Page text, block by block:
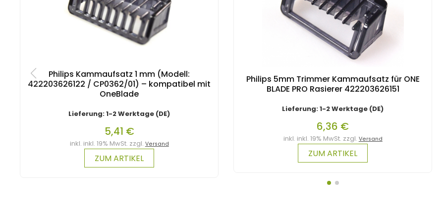
Philips Kammaufsatz 1 mm (Modell:
422203626122 / CP0362/01) – kompatibel mit
OneBlade
Lieferung: 1-2 Werktage (DE)
5,41 €
inkl. inkl. 19% MwSt. zzgl. Versand
ZUM ARTIKEL
Philips 5mm Trimmer Kammaufsatz für ONE
BLADE PRO Rasierer 422203626151
Lieferung: 1-2 Werktage (DE)
6,36 €
inkl. inkl. 19% MwSt. zzgl. Versand
ZUM ARTIKEL